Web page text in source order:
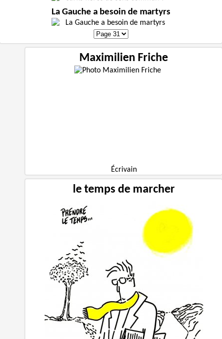
La Gauche a besoin de martyrs
Maximilien Friche
Écrivain
le temps de marcher